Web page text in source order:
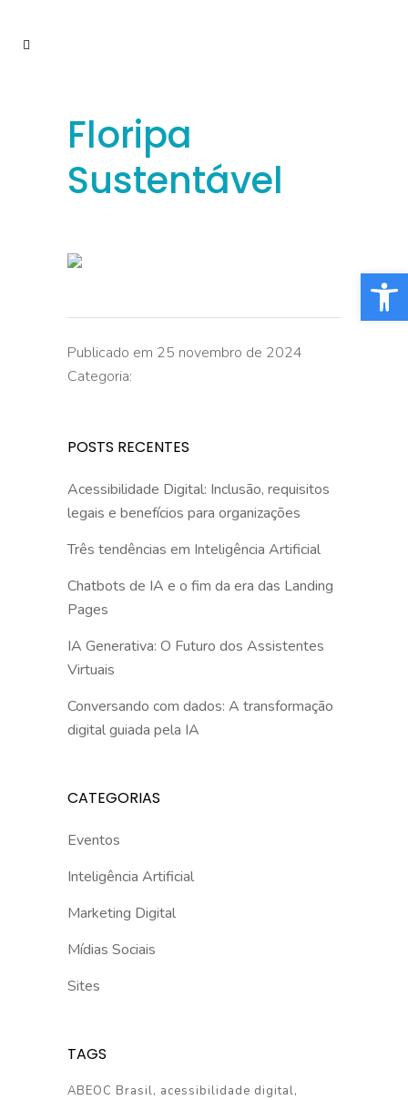
Floripa
Sustentável
Publicado em 25 novembro de 2024
Categoria:
POSTS RECENTES
Acessibilidade Digital: Inclusão, requisitos
legais e benefícios para organizações
Três tendências em Inteligência Artificial
Chatbots de IA e o fim da era das Landing
Pages
IA Generativa: O Futuro dos Assistentes
Virtuais
Conversando com dados: A transformação
digital guiada pela IA
CATEGORIAS
Eventos
Inteligência Artificial
Marketing Digital
Mídias Sociais
Sites
TAGS
ABEOC Brasil acessibilidade digital
Barra de